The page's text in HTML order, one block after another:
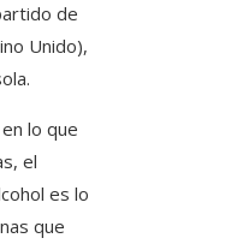
de
Unido),
lo que
el
es lo
que